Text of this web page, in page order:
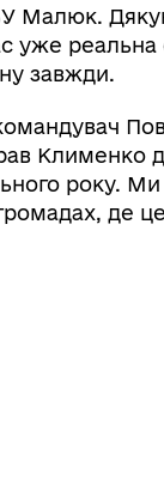
Малюк.
уже реальна
завжди.
Клименко
року.
де